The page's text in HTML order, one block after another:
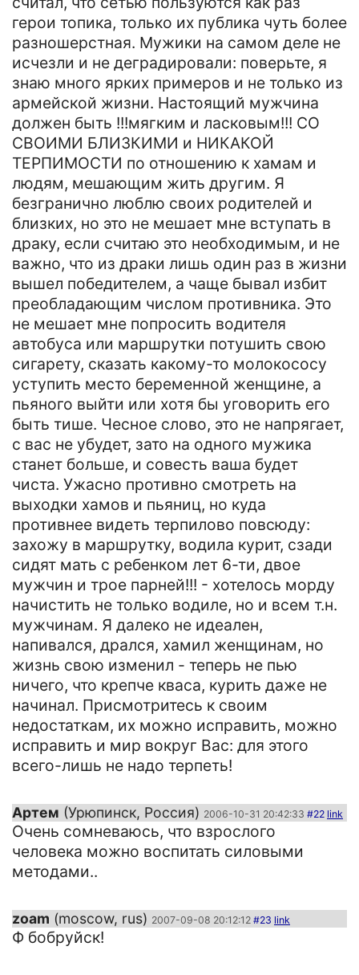
герои топика, только их публика чуть более
разношерстная. Мужики на самом деле не
исчезли и не деградировали: поверьте, я
знаю много ярких примеров и не только из
армейской жизни. Настоящий мужчина
должен быть !!!мягким и ласковым!!! СО
СВОИМИ БЛИЗКИМИ и НИКАКОЙ
ТЕРПИМОСТИ по отношению к хамам и
людям, мешающим жить другим. Я
безгранично люблю своих родителей и
близких, но это не мешает мне вступать в
драку, если считаю это необходимым, и не
важно, что из драки лишь один раз в жизни
вышел победителем, а чаще бывал избит
преобладающим числом противника. Это
не мешает мне попросить водителя
автобуса или маршрутки потушить свою
сигарету, сказать какому-то молокососу
уступить место беременной женщине, а
пьяного выйти или хотя бы уговорить его
быть тише. Чесное слово, это не напрягает,
с вас не убудет, зато на одного мужика
станет больше, и совесть ваша будет
чиста. Ужасно противно смотреть на
выходки хамов и пьяниц, но куда
противнее видеть терпилово повсюду:
захожу в маршрутку, водила курит, сзади
сидят мать с ребенком лет 6-ти, двое
мужчин и трое парней!!! - хотелось морду
начистить не только водиле, но и всем т.н.
мужчинам. Я далеко не идеален,
напивался, дрался, хамил женщинам, но
жизнь свою изменил - теперь не пью
ничего, что крепче кваса, курить даже не
начинал. Присмотритесь к своим
недостаткам, их можно исправить, можно
исправить и мир вокруг Вас: для этого
всего-лишь не надо терпеть!
Артем (Урюпинск, Россия) 2006-10-31 20:42:33 #22 link
Очень сомневаюсь, что взрослого
человека можно воспитать силовыми
методами..
zoam (moscow, rus) 2007-09-08 20:12:12 #23 link
Ф бобруйск!